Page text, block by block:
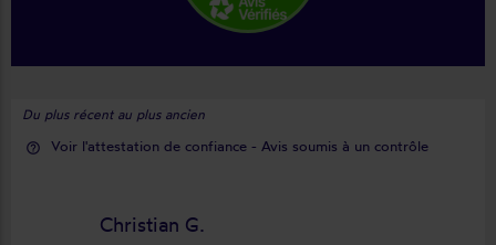
Du plus récent au plus ancien
help_outline Voir l'attestation de confiance - Avis soumis à un contrôle
Christian G.